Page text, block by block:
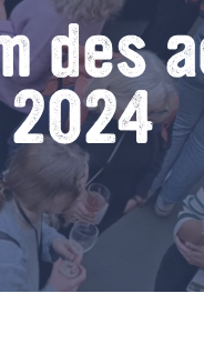
des